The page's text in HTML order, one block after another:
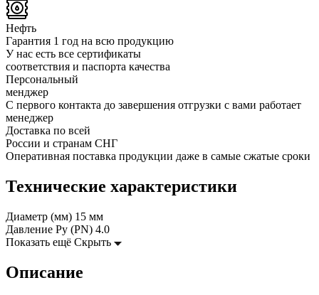
Нефть
Гарантия 1 год на всю продукцию
У нас есть все сертификаты
соответствия и паспорта качества
Персональный
менджер
С первого контакта до завершения отгрузки с вами работает
менеджер
Доставка по всей
России и странам СНГ
Оперативная поставка продукции даже в самые сжатые сроки
Технические характеристики
Диаметр (мм) 15 мм
Давление Ру (PN) 4.0
Показать ещё Скрыть
Описание